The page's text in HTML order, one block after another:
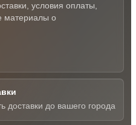
условия оплаты,
материалы о
доставки до вашего города